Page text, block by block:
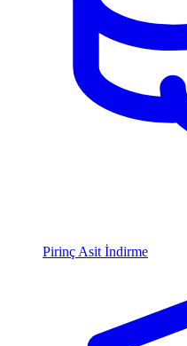
Pirinç Asit İndirme